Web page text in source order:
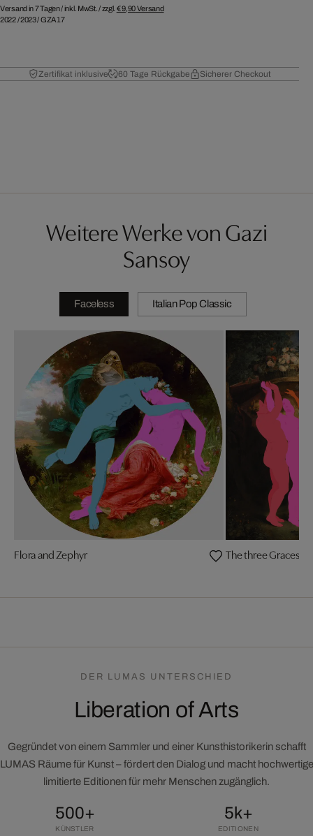
Versand in 7 Tagen /inkl. MwSt. / zzgl. € 9,90Versand
2022/2023/GZA17
Zertifikat inklusive 60 Tage Rückgabe Sicherer Checkout
Weitere Werke von Gazi
Sansoy
Faceless Italian Pop Classic
Flora and Zephyr The three Graces
DER LUMAS UNTERSCHIED
Liberation of Arts
Gegründet von einem Sammler und einer Kunsthistorikerin schafft
LUMAS Räume für Kunst – fördert den Dialog und macht hochwertige
limitierte Editionen für mehr Menschen zugänglich.
500+
KÜNSTLER
5k+
EDITIONEN